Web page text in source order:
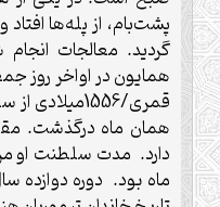
پشت‌بام، از پله‌ها
گردید. معالجات
قمری/
همان ماه درگذشت.
دارد. مدت سلطنت او
ماه بود. دوره دوازده